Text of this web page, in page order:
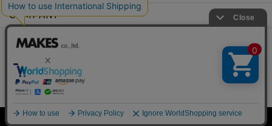
COMPANY
Copyright © MAKES co.,ltd .All rights reserved